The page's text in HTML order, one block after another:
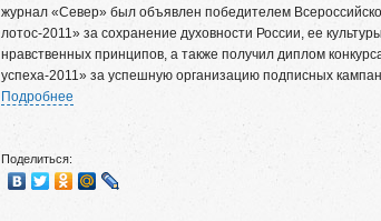
журнал «Север» был объявлен победителем
лотос-2011» за сохранение духовности России, ее
нравственных принципов, а также получил диплом
успеха-2011» за успешную организацию подписных
Подробнее
Поделиться: